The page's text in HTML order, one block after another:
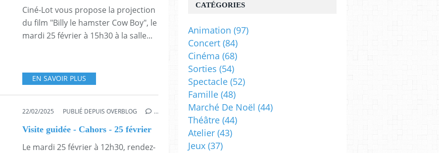
Ciné-Lot vous propose la projection
du film "Billy le hamster Cow Boy", le
mardi 25 février à 15h30 à la salle...
EN SAVOIR PLUS
22/02/2025 PUBLIÉ DEPUIS OVERBLOG …
Visite guidée - Cahors - 25 février
Le mardi 25 février à 12h30, rendez-
CATÉGORIES
Animation (97)
Concert (84)
Cinéma (68)
Sorties (54)
Spectacle (52)
Famille (48)
Marché De Noël (44)
Théâtre (44)
Atelier (43)
Jeux (37)